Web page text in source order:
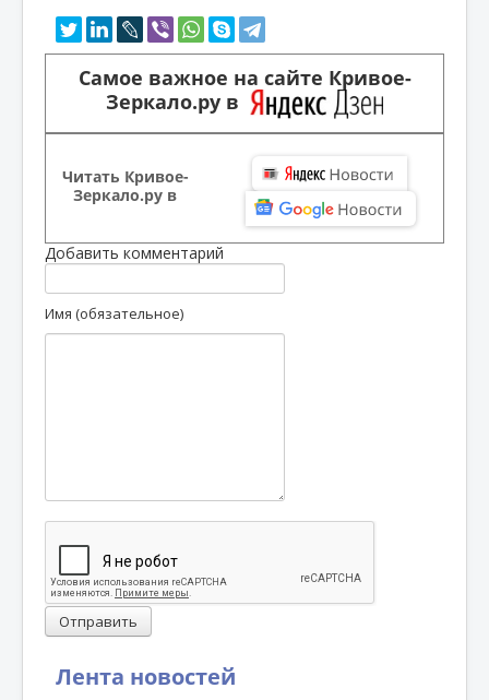
Лента новостей
Самое важное на сайте Кривое-
Зеркало.ру в
Читать Кривое-
Зеркало.ру в
Добавить комментарий
Имя (обязательное)
Отправить